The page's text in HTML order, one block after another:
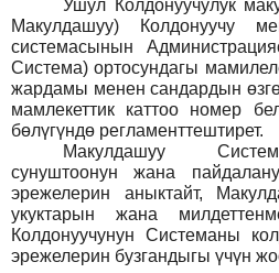
Ушул Колдонуучулук
Макулдашуу) Колдонуучу
системасынын
Система) ортосундагы
жардамы менен сандардын
мамлекеттик каттоо номер
бөлүгүндө регламенттештирет.
Макулдашуу
сунуштоонун жана
эрежелерин аныктайт,
укуктарын жана
Колдонуучунун Системаны
эрежелерин бузгандыгы үчүн